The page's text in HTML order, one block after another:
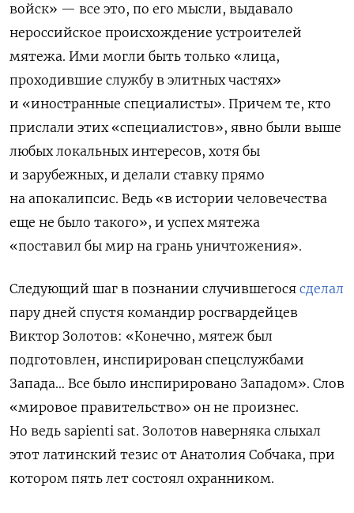
войск» — все это, по его мысли, выдавало
нероссийское происхождение устроителей
мятежа. Ими могли быть только «лица,
проходившие службу в элитных частях»
и «иностранные специалисты». Причем те, кто
прислали этих «специалистов», явно были выше
любых локальных интересов, хотя бы
и зарубежных, и делали ставку прямо
на апокалипсис. Ведь «в истории человечества
еще не было такого», и успех мятежа
«поставил бы мир на грань уничтожения».
Следующий шаг в познании случившегося сделал
пару дней спустя командир росгвардейцев
Виктор Золотов: «Конечно, мятеж был
подготовлен, инспирирован спецслужбами
Запада… Все было инспирировано Западом». Слов
«мировое правительство» он не произнес.
Но ведь sapienti sat. Золотов наверняка слыхал
этот латинский тезис от Анатолия Собчака, при
котором пять лет состоял охранником.